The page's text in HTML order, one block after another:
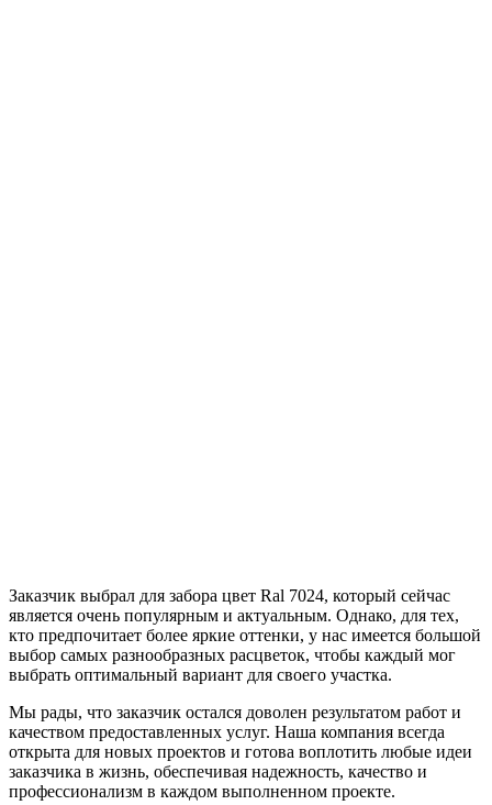
Заказчик выбрал для забора цвет Ral 7024, который сейчас
является очень популярным и актуальным. Однако, для тех,
кто предпочитает более яркие оттенки, у нас имеется большой
выбор самых разнообразных расцветок, чтобы каждый мог
выбрать оптимальный вариант для своего участка.
Мы рады, что заказчик остался доволен результатом работ и
качеством предоставленных услуг. Наша компания всегда
открыта для новых проектов и готова воплотить любые идеи
заказчика в жизнь, обеспечивая надежность, качество и
профессионализм в каждом выполненном проекте.